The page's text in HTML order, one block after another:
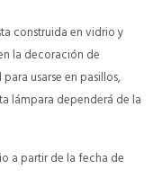
construida en vidrio y
la decoración de
usarse en pasillos,
lámpara dependerá de la
a partir de la fecha de